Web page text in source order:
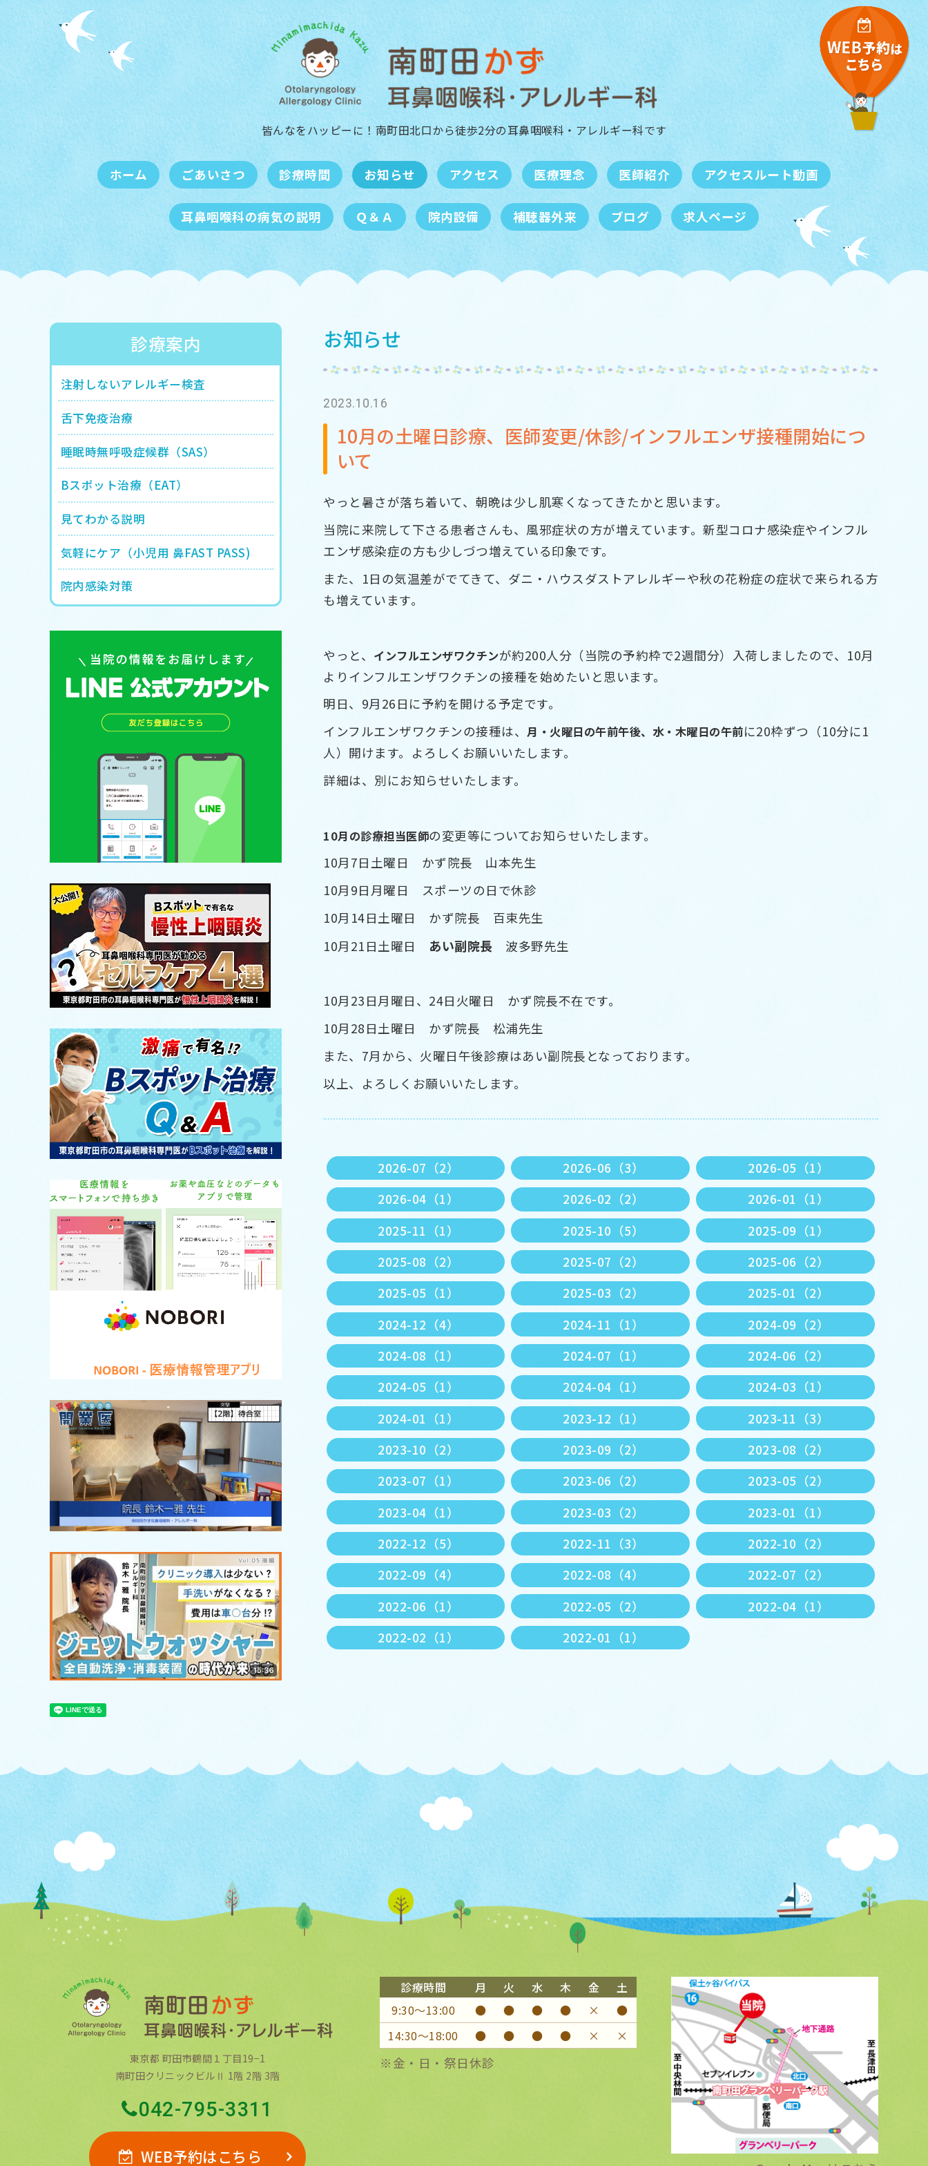
皆んなをハッピーに！南町田北口から徒歩2分の耳鼻咽喉科・アレルギー科です
ホーム ごあいさつ 診療時間 お知らせ アクセス 医療理念 医師紹介 アクセスルート動画
耳鼻咽喉科の病気の説明 Ｑ＆Ａ 院内設備 補聴器外来 ブログ 求人ページ
お知らせ
2023.10.16
10月の土曜日診療、医師変更/休診/インフルエンザ接種開始につ
いて
やっと暑さが落ち着いて、朝晩は少し肌寒くなってきたかと思います。
当院に来院して下さる患者さんも、風邪症状の方が増えています。新型コロナ感染症やインフル
エンザ感染症の方も少しづつ増えている印象です。
また、1日の気温差がでてきて、ダニ・ハウスダストアレルギーや秋の花粉症の症状で来られる方
も増えています。
やっと、 インフルエンザワクチンが約200人分（当院の予約枠で2週間分）入荷しましたので、10月
よりインフルエンザワクチンの接種を始めたいと思います。
明日、9月26日に予約を開ける予定です。
インフルエンザワクチンの接種は、 月・火曜日の午前午後、水・木曜日の午前に20枠ずつ（10分に1
人）開けます。よろしくお願いいたします。
詳細は、別にお知らせいたします。
10月の診療担当医師の変更等についてお知らせいたします。
10月7日土曜日 かず院長 山本先生
10月9日月曜日 スポーツの日で休診
10月14日土曜日 かず院長 百束先生
10月21日土曜日 あい副院長 波多野先生
10月23日月曜日、24日火曜日 かず院長不在です。
10月28日土曜日 かず院長 松浦先生
また、7月から、火曜日午後診療はあい副院長となっております。
以上、よろしくお願いいたします。
2026-07（2） 2026-06（3）
2026-05（1）
2026-04（1）
2026-02（2）
2026-01（1）
2025-11（1）
2025-10（5）
2025-09（1）
2025-08（2）
2025-07（2）
2025-06（2）
2025-05（1）
2025-03（2）
2025-01（2）
2024-12（4）
2024-11（1）
2024-09（2）
2024-08（1）
2024-07（1）
2024-06（2）
2024-05（1）
2024-04（1）
2024-03（1）
2024-01（1）
2023-12（1）
2023-11（3）
2023-10（2）
2023-09（2）
2023-08（2）
2023-07（1）
2023-06（2）
2023-05（2）
2023-04（1）
2023-03（2）
2023-01（1）
2022-12（5）
2022-11（3）
2022-10（2）
2022-09（4）
2022-08（4）
2022-07（2）
2022-06（1）
2022-05（2）
2022-04（1）
2022-02（1）
2022-01（1）
診療案内
注射しないアレルギー検査
舌下免疫治療
睡眠時無呼吸症候群（SAS）
Bスポット治療（EAT）
見てわかる説明
気軽にケア（小児用 鼻FAST PASS)
院内感染対策
東京都 町田市鶴間１丁目19−1
南町田クリニックビルⅡ 1階 2階 3階
042-795-3311
WEB予約はこちら
診療時間 月 火 水 木 金
土
9:30〜13:00
● ● ● ● ×
●
14:30〜18:00
● ● ● ● × ×
※金・日・祭日休診